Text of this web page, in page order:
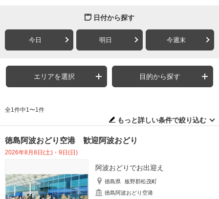
日付から探す
今日 明日 今週末
エリアを選択 目的から探す
全1件中1〜1件
もっと詳しい条件で絞り込む
徳島阿波おどり空港 歓迎阿波おどり
2026年8月8日(土)・9日(日)
阿波おどりでお出迎え
徳島県
板野郡松茂町
徳島阿波おどり空港